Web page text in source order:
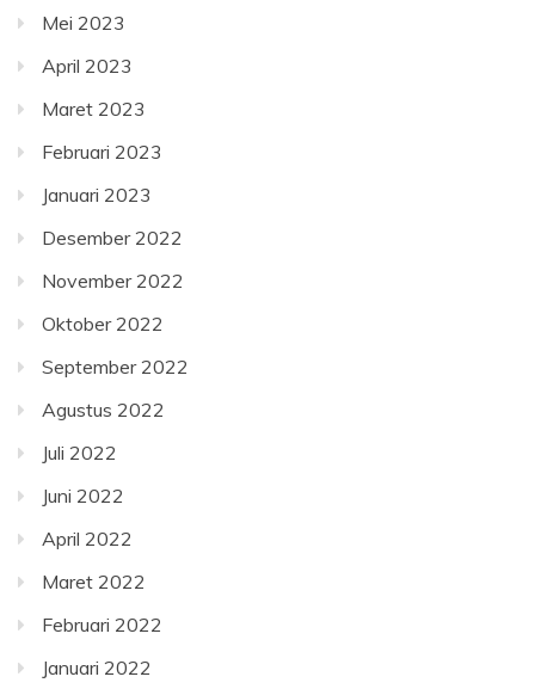
Mei 2023
April 2023
Maret 2023
Februari 2023
Januari 2023
Desember 2022
November 2022
Oktober 2022
September 2022
Agustus 2022
Juli 2022
Juni 2022
April 2022
Maret 2022
Februari 2022
Januari 2022